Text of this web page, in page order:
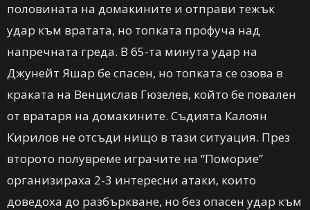
половината на домакините и отправи тежък
удар към вратата, но топката профуча над
напречната греда. В 65-та минута удар на
Джунейт Яшар бе спасен, но топката се озова в
краката на Венцислав Гюзелев, който бе повален
от вратаря на домакините. Съдията Калоян
Кирилов не отсъди нищо в тази ситуация. През
второто полувреме играчите на “Поморие”
организираха 2-3 интересни атаки, които
доведоха до разбъркване, но без опасен удар към